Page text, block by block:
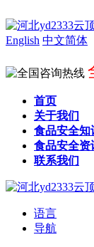
English 中文简体
首页
关于我们
食品安全知
食品安全资
联系我们
语言
导航